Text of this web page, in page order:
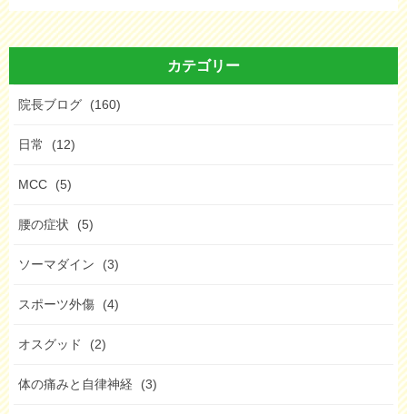
カテゴリー
院長ブログ (160)
日常 (12)
MCC (5)
腰の症状 (5)
ソーマダイン (3)
スポーツ外傷 (4)
オスグッド (2)
体の痛みと自律神経 (3)